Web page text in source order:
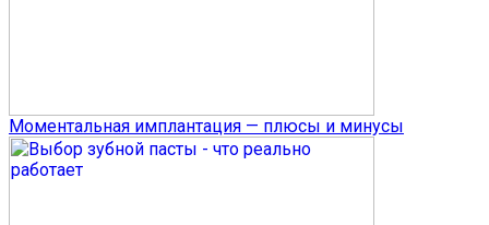
Моментальная имплантация — плюсы и минусы